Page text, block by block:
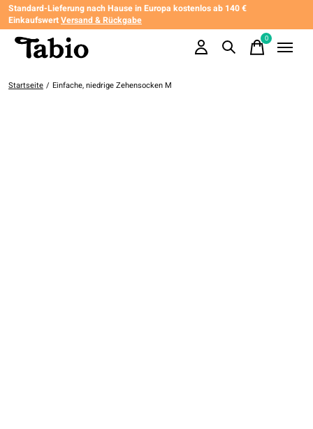
Standard-Lieferung nach Hause in Europa kostenlos ab 140 €
EinkaufswertVersand & Rückgabe
0items
Startseite / Einfache, niedrige Zehensocken M